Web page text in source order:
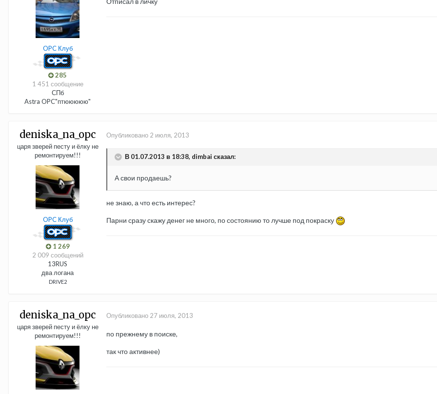
OPC Клуб
285
1 451 сообщение
СПб
Astra OPC"птююююю"
deniska_na_opc
царя зверей песту и ёлку не
ремонтируем!!!
OPC Клуб
1 269
2 009 сообщений
13RUS
два логана
DRIVE2
Опубликовано 2 июля, 2013
В 01.07.2013 в 18:38, dimbai сказал:
А свои продаешь?
не знаю, а что есть интерес?
Парни сразу скажу денег не много, по состоянию то лучше под покраску
deniska_na_opc
царя зверей песту и ёлку не
ремонтируем!!!
Опубликовано 27 июля, 2013
по прежнему в поиске,
так что активнее)